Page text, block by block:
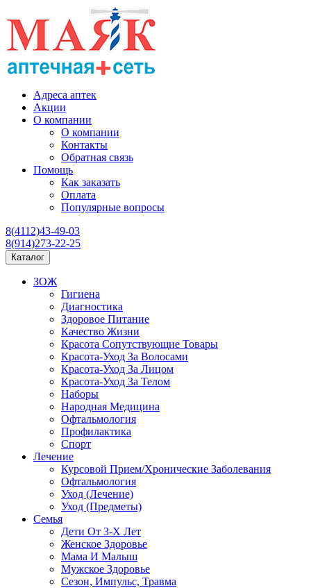
Адреса аптек
Акции
О компании
О компании
Контакты
Обратная связь
Помощь
Как заказать
Оплата
Популярные вопросы
8(4112)43-49-03
8(914)273-22-25
Каталог
ЗОЖ
Гигиена
Диагностика
Здоровое Питание
Качество Жизни
Красота Сопутствующие Товары
Красота-Уход За Волосами
Красота-Уход За Лицом
Красота-Уход За Телом
Наборы
Народная Медицина
Офтальмология
Профилактика
Спорт
Лечение
Курсовой Прием/Хронические Заболевания
Офтальмология
Уход (Лечение)
Уход (Предметы)
Семья
Дети От 3-Х Лет
Женское Здоровье
Мама И Малыш
Мужское Здоровье
Сезон, Импульс, Травма